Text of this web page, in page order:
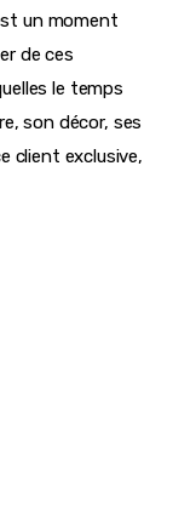
un moment
de ces
le temps
son décor, ses
client exclusive,